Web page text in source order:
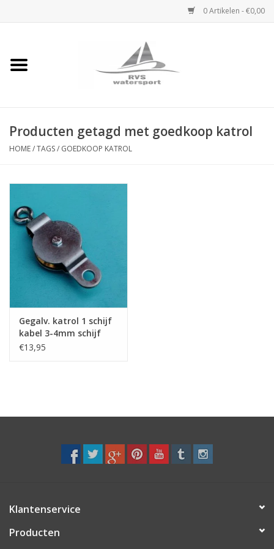
0 Artikelen - €0,00
Home
Rvs Dekbeslag
Handlier
Staalkabel
Rvs Sluiting
Producten getagd met goedkoop katrol
HOME/TAGS/ GOEDKOOP KATROL
Gegalv. katrol 1 schijf
kabel 3-4mm schijf
messing gelagerd
€13,95
Klantenservice
Producten